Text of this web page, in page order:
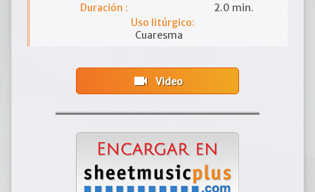
Duración :
2.0 min.
Uso litúrgico:
Cuaresma
videocam Video